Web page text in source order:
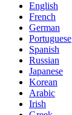
English
French
German
Portuguese
Spanish
Russian
Japanese
Korean
Arabic
Irish